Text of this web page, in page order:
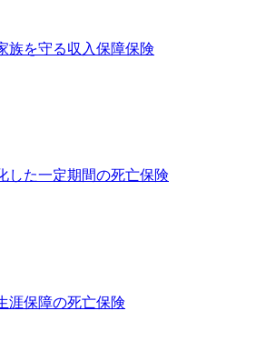
族を守る収入保障保険
した一定期間の死亡保険
涯保障の死亡保険